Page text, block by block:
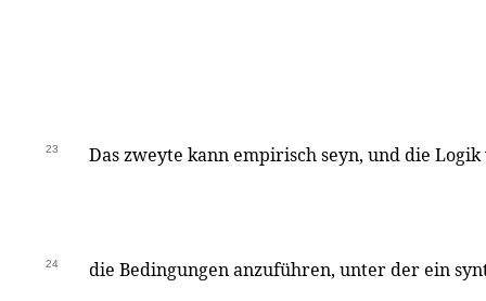
23 Das zweyte kann empirisch seyn, und die
24 die Bedingungen anzuführen, unter der ein